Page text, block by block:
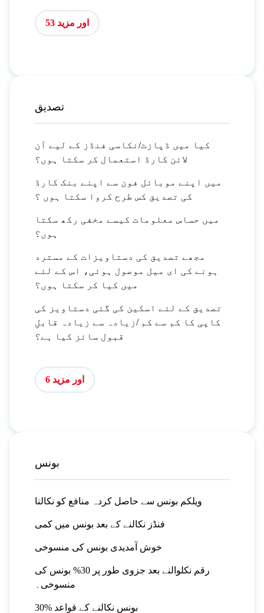
اور مزید 53
تصدیق
کیا میں ڈپازٹ/نکاسی فنڈز کے لیے آن
لائن کارڈ استعمال کر سکتا ہوں؟
میں اپنے موبائل فون سے اپنے بنک کارڈ
کی تصدیق کس طرح کروا سکتا ہوں ؟
میں حساس معلومات کیسے مخفی رکھ سکتا
ہوں؟
مجھے تصدیق کی دستاویزات کے مسترد
ہونے کی ای میل موصول ہوئی، اس کے لئے
میں کیا کر سکتا ہوں؟
تصدیق کے لئے اسکین کی گئی دستاویز کی
کاپی کا کم سے کم /زیادہ سے زیادہ قابلِ
قبول سائز کیا ہے؟
اور مزید 6
بونس
ویلکم بونس سے حاصل کردہ منافع کو نکالنا
فنڈز نکالنے کے بعد بونس میں کمی
خوش آمدیدی بونس کی منسوخی
رقم نکلوالنے بعد جزوی طور پر 30% بونس کی
منسوخی۔
30% بونس نکالنے کے قواعد